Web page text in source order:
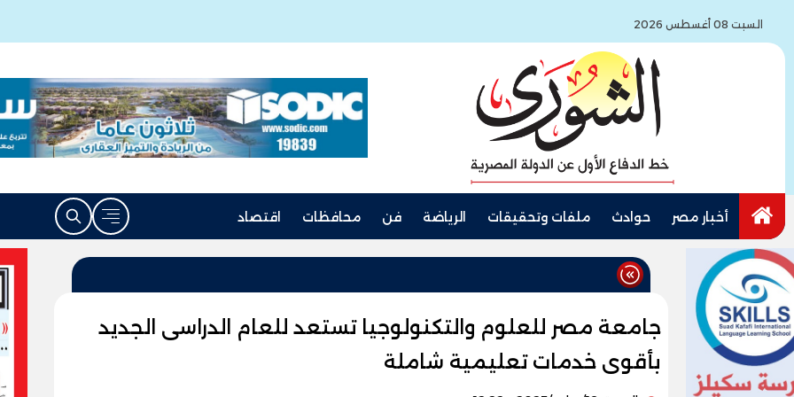
السبت 08 أغسطس 2026
أخبار مصر حوادث ملفات وتحقيقات الرياضة فن محافظات اقتصاد
جامعة مصر للعلوم والتكنولوجيا تستعد للعام الدراسى الجديد
بأقوى خدمات تعليمية شاملة